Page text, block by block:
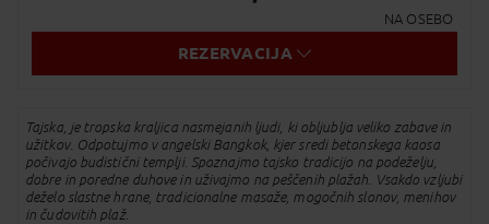
Kopirano v odložišče!
NA OSEBO
REZERVACIJA
Tajska, je tropska kraljica nasmejanih ljudi, ki obljublja veliko zabave in
užitkov. Odpotujmo v angelski Bangkok, kjer sredi betonskega kaosa
počivajo budistični templji. Spoznajmo tajsko tradicijo na podeželju,
dobre in poredne duhove in uživajmo na peščenih plažah. Vsakdo vzljubi
deželo slastne hrane, tradicionalne masaže, mogočnih slonov, menihov
in čudovitih plaž.